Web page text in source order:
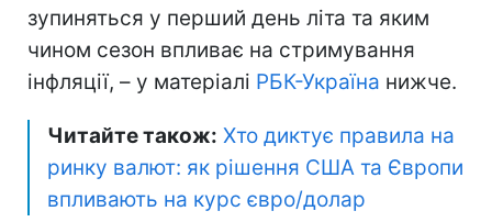
зупиняться у перший день літа та яким
чином сезон впливає на стримування
інфляції, – у матеріалі РБК-Україна нижче.
Читайте також: Хто диктує правила на
ринку валют: як рішення США та Європи
впливають на курс євро/долар